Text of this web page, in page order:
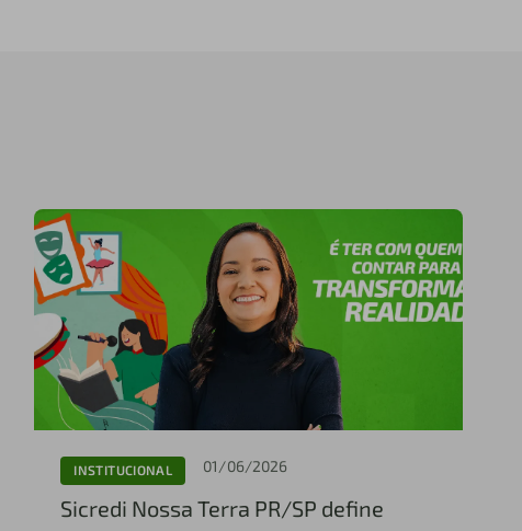
INSTITUCIONAL 01/06/2026
Sicredi Nossa Terra PR/SP define